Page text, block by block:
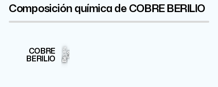
Composición química de COBRE BERILIO
COBRE
BERILIO Be
1.9%Co